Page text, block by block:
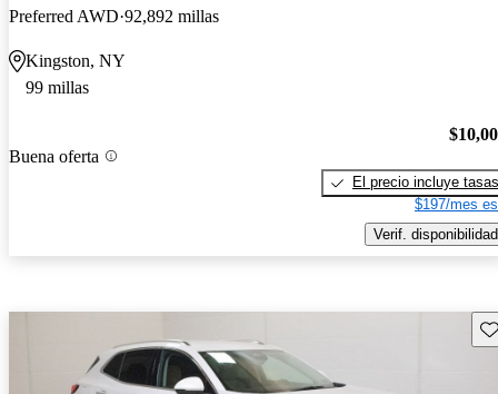
Preferred AWD 92,892 millas
Kingston, NY
99 millas
Buena oferta
El precio incluye tasas
$197/mes
Verif. disponibilidad